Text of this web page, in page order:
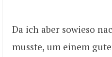
Da ich aber sowieso
musste, um einem